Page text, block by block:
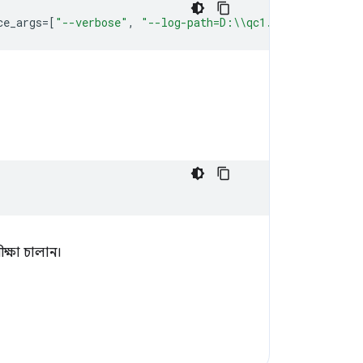
=[ "--verbose" , "--log-path=D:\\qc1.log"
চালান।